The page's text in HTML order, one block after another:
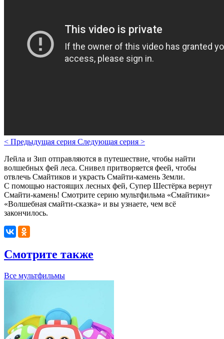
< Предыдущая серия Следующая серия >
Лейла и Зип отправляются в путешествие, чтобы найти
волшебных фей леса. Снивел притворяется феей, чтобы
отвлечь Смайтиков и украсть Смайти-камень Земли.
С помощью настоящих лесных фей, Супер Шестёрка вернут
Смайти-камень! Смотрите серию мультфильма «Смайтики»
«Волшебная смайти-сказка» и вы узнаете, чем всё
закончилось.
Смотрите также
Все мультфильмы